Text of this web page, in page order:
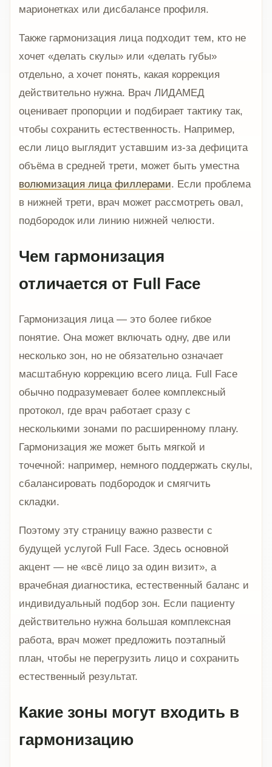
марионетках или дисбалансе профиля.
Также гармонизация лица подходит тем, кто не
хочет «делать скулы» или «делать губы»
отдельно, а хочет понять, какая коррекция
действительно нужна. Врач ЛИДАМЕД
оценивает пропорции и подбирает тактику так,
чтобы сохранить естественность. Например,
если лицо выглядит уставшим из-за дефицита
объёма в средней трети, может быть уместна
волюмизация лица филлерами. Если проблема
в нижней трети, врач может рассмотреть овал,
подбородок или линию нижней челюсти.
Чем гармонизация
отличается от Full Face
Гармонизация лица — это более гибкое
понятие. Она может включать одну, две или
несколько зон, но не обязательно означает
масштабную коррекцию всего лица. Full Face
обычно подразумевает более комплексный
протокол, где врач работает сразу с
несколькими зонами по расширенному плану.
Гармонизация же может быть мягкой и
точечной: например, немного поддержать скулы,
сбалансировать подбородок и смягчить
складки.
Поэтому эту страницу важно развести с
будущей услугой Full Face. Здесь основной
акцент — не «всё лицо за один визит», а
врачебная диагностика, естественный баланс и
индивидуальный подбор зон. Если пациенту
действительно нужна большая комплексная
работа, врач может предложить поэтапный
план, чтобы не перегрузить лицо и сохранить
естественный результат.
Какие зоны могут входить в
гармонизацию